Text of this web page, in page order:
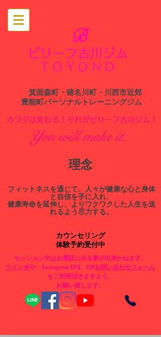
ビリーフ古川ジム
TOYONO
B
箕面森町・猪名川町・川西市近郊
​豊能町パーソナルトレーニングジム
​カラダは変わる！それがビリーフ古川ジム！
You will make it.
​理念
​フィットネスを通じて、人々が健康な心と身体
と自信を手に入れ、
健康寿命を延伸し、よりワクワクした人生を送
れるよう尽力する。
カウンセリング
体験予約受付中
セッション中はお電話に出る事が出来かねます。
​ライン＠や、Instagram DM、HPお問い合わせフォーム
をご利用頂きますよう、
お願い致します。